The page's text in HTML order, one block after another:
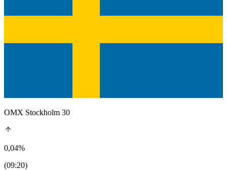
OMX Stockholm 30
0,04%
(09:20)